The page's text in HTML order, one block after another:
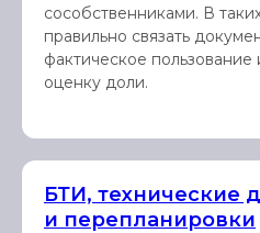
сособственниками. В
правильно связать
фактическое
оценку доли.
БТИ, технические
и перепланировки